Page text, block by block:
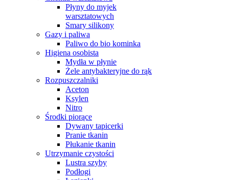
Płyny do myjek
warsztatowych
Smary silikony
Gazy i paliwa
Paliwo do bio kominka
Higiena osobista
Mydła w płynie
Żele antybakteryjne do rąk
Rozpuszczalniki
Aceton
Ksylen
Nitro
Środki piorące
Dywany tapicerki
Pranie tkanin
Płukanie tkanin
Utrzymanie czystości
Lustra szyby
Podłogi